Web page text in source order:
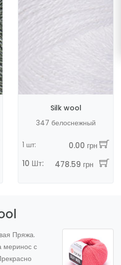
Silk wool
347 белоснежный
1 шт:
0.00 грн
10 Шт:
478.59 грн
Пряжа.
меринос с